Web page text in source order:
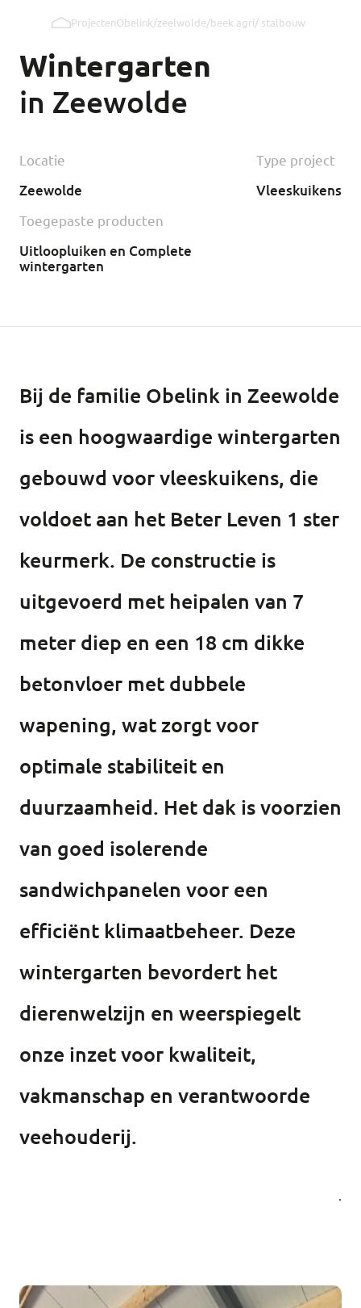
Uitloopluiken buitenwand
ProjectenObelink/zeelwolde/beek agri/ stalbouw
Wintergarten
in Zeewolde
Locatie
Zeewolde
Type project
Vleeskuikens
Toegepaste producten
Uitloopluiken en Complete
wintergarten
Bij de familie Obelink in Zeewolde
is een hoogwaardige wintergarten
gebouwd voor vleeskuikens, die
voldoet aan het Beter Leven 1 ster
keurmerk. De constructie is
uitgevoerd met heipalen van 7
meter diep en een 18 cm dikke
betonvloer met dubbele
wapening, wat zorgt voor
optimale stabiliteit en
duurzaamheid. Het dak is voorzien
van goed isolerende
sandwichpanelen voor een
efficiënt klimaatbeheer. Deze
wintergarten bevordert het
dierenwelzijn en weerspiegelt
onze inzet voor kwaliteit,
vakmanschap en verantwoorde
veehouderij.
.